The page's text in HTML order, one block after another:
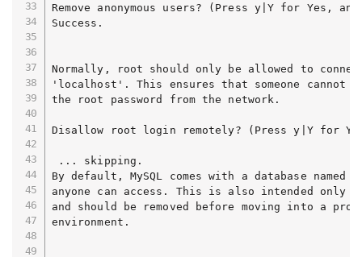
Remove anonymous users? (Press y|Y for Yes,
Success.
Normally, root should only be allowed to
'localhost'. This ensures that someone cannot
the root password from the network.
Disallow root login remotely? (Press y|Y for
... skipping.
By default, MySQL comes with a database
anyone can access. This is also intended only
and should be removed before moving into a
environment.